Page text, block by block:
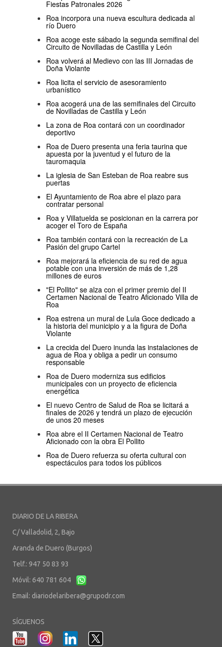
Fiestas Patronales 2026
Roa incorpora una nueva escultura dedicada al
río Duero
Roa acoge este sábado la segunda semifinal del
Circuito de Novilladas de Castilla y León
Roa volverá al Medievo con las III Jornadas de
Doña Violante
Roa licita el servicio de asesoramiento
urbanístico
Roa acogerá una de las semifinales del Circuito
de Novilladas de Castilla y León
La zona de Roa contará con un coordinador
deportivo
Roa de Duero presenta una feria taurina que
apuesta por la juventud y el futuro de la
tauromaquia
La iglesia de San Esteban de Roa reabre sus
puertas
El Ayuntamiento de Roa abre el plazo para
contratar personal
Roa y Villatuelda se posicionan en la carrera por
acoger el Toro de España
Roa también contará con la recreación de La
Pasión del grupo Cartel
Roa mejorará la eficiencia de su red de agua
potable con una inversión de más de 1,28
millones de euros
"El Pollito" se alza con el primer premio del II
Certamen Nacional de Teatro Aficionado Villa de
Roa
Roa estrena un mural de Lula Goce dedicado a
la historia del municipio y a la figura de Doña
Violante
La crecida del Duero inunda las instalaciones de
agua de Roa y obliga a pedir un consumo
responsable
Roa de Duero moderniza sus edificios
municipales con un proyecto de eficiencia
energética
El nuevo Centro de Salud de Roa se licitará a
finales de 2026 y tendrá un plazo de ejecución
de unos 20 meses
Roa abre el II Certamen Nacional de Teatro
Aficionado con la obra El Pollito
Roa de Duero refuerza su oferta cultural con
espectáculos para todos los públicos
DIARIO DE LA RIBERA
C/ Valladolid, 2, Bajo
Aranda de Duero (Burgos)
Telf.: 947 50 83 93
Móvil: 640 781 604
Email: diariodelaribera@grupodr.com
SÍGUENOS